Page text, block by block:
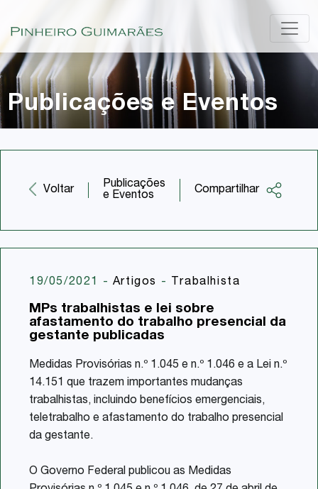
Publicações e Eventos
Voltar
Publicações
e Eventos
Compartilhar
Twitter
Share
19/05/2021 - Artigos - Trabalhista
MPs trabalhistas e lei sobre
afastamento do trabalho presencial da
gestante publicadas
Medidas Provisórias n.º 1.045 e n.º 1.046 e a Lei n.º
14.151 que trazem importantes mudanças
trabalhistas, incluindo benefícios emergenciais,
teletrabalho e afastamento do trabalho presencial
da gestante.
O Governo Federal publicou as Medidas